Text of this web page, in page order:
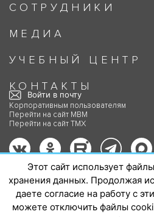
СОТРУДНИКИ
МЕДИА
УЧЕБНЫЙ ЦЕНТР
КОНТАКТЫ
Перейти на сайт ТМХ
Перейти на сайт МВМ
Корпоративным пользователям
Войти в почту
Политика в отношении обработки
персональных данных ООО
Этот сайт использует
хранения данных. Продолжая
даете согласие на работу с
можете отключить файлы